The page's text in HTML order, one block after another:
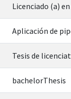
Licenciado (a)
Aplicación de
Tesis de
bachelorThesis